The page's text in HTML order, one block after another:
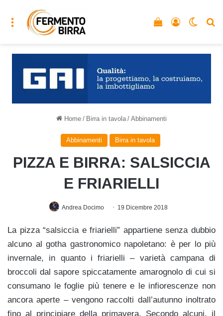
Menu Accedi
Vedi il carrello
Home / Birra in tavola / Abbinamenti
Abbinamenti Birra in tavola
PIZZA E BIRRA: SALSICCIA
E FRIARIELLI
Andrea Docimo 19 Dicembre 2018
La pizza “salsiccia e friarielli” appartiene senza dubbio
alcuno al gotha gastronomico napoletano: è per lo più
invernale, in quanto i friarielli – varietà campana di
broccoli dal sapore spiccatamente amarognolo di cui si
consumano le foglie più tenere e le infiorescenze non
ancora aperte – vengono raccolti dall’autunno inoltrato
fino al principiare della primavera. Secondo alcuni, il